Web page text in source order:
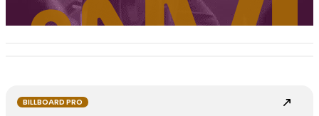
BILLBOARD PRO